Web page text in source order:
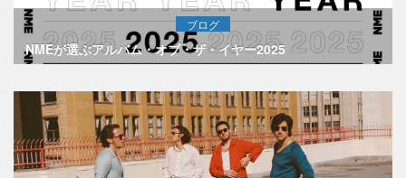
ブログ
NMEが選ぶアルバム・オブ・ザ・イヤー2025